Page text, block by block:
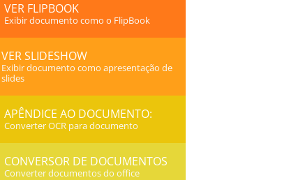
VER FLIPBOOK
Exibir documento como o FlipBook
VER SLIDESHOW
Exibir documento como apresentação de
slides
APÊNDICE AO DOCUMENTO:
Converter OCR para documento
CONVERSOR DE DOCUMENTOS
Converter documentos do office